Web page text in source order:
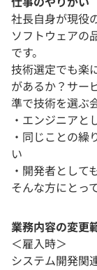
社長自身が現役
ソフトウェアの
です。
技術選定でも楽
があるか？サー
準で技術を選ぶ
・エンジニアと
・同じことの繰
い
・開発者として
そんな方にとっ
業務内容の変更
＜雇入時＞
システム開発関